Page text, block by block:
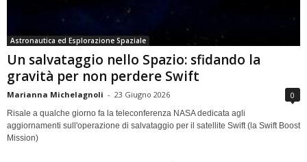
Astronautica ed Esplorazione Spaziale
Un salvataggio nello Spazio: sfidando la
gravità per non perdere Swift
Marianna Michelagnoli - 23 Giugno 2026 0
Risale a qualche giorno fa la teleconferenza NASA dedicata agli
aggiornamenti sull'operazione di salvataggio per il satellite Swift (la Swift Boost
Mission)